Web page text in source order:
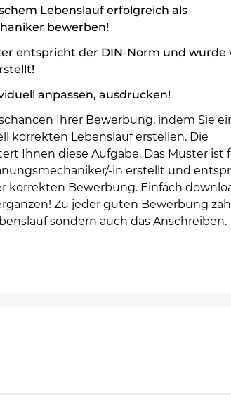
Lebenslauf erfolgreich als
bewerben!
entspricht der DIN-Norm und wurde
anpassen, ausdrucken!
Ihrer Bewerbung, indem Sie
korrekten Lebenslauf erstellen. Die
Ihnen diese Aufgabe. Das Muster ist
in erstellt und
korrekten Bewerbung. Einfach
Zu jeder guten Bewerbung
sondern auch das Anschreiben.